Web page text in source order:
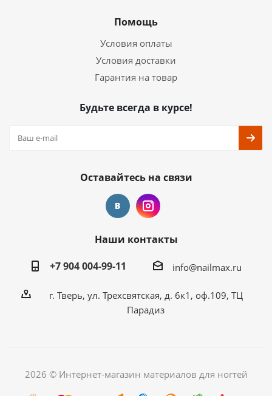
Помощь
Условия оплаты
Условия доставки
Гарантия на товар
Будьте всегда в курсе!
Оставайтесь на связи
Наши контакты
+7 904 004-99-11
info@nailmax.ru
г. Тверь, ул. Трехсвятская, д. 6к1, оф.109, ТЦ
Парадиз
2026 © Интернет-магазин материалов для ногтей